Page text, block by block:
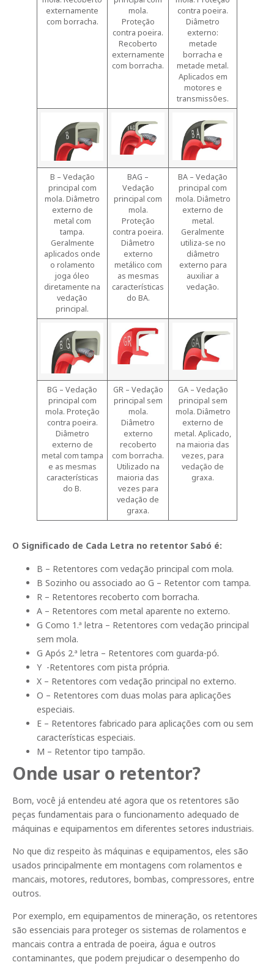
externamente
com borracha.
mola.
Proteção
contra poeira.
Recoberto
externamente
com borracha.
contra poeira.
Diâmetro
externo:
metade
borracha e
metade metal.
Aplicados em
motores e
transmissões.
B – Vedação
principal com
mola. Diâmetro
externo de
metal com
tampa.
Geralmente
aplicados onde
o rolamento
joga óleo
diretamente na
vedação
principal.
BAG –
Vedação
principal com
mola.
Proteção
contra poeira.
Diâmetro
externo
metálico com
as mesmas
características
do BA.
BA – Vedação
principal com
mola. Diâmetro
externo de
metal.
Geralmente
utiliza-se no
diâmetro
externo para
auxiliar a
vedação.
BG – Vedação
principal com
mola. Proteção
contra poeira.
Diâmetro
externo de
metal com tampa
e as mesmas
características
do B.
GR – Vedação
principal sem
mola.
Diâmetro
externo
recoberto
com borracha.
Utilizado na
maioria das
vezes para
vedação de
graxa.
GA – Vedação
principal sem
mola. Diâmetro
externo de
metal. Aplicado,
na maioria das
vezes, para
vedação de
graxa.
O Significado de Cada Letra no retentor Sabó é:
B – Retentores com vedação principal com mola.
B Sozinho ou associado ao G – Retentor com tampa.
R – Retentores recoberto com borracha.
A – Retentores com metal aparente no externo.
G Como 1.ª letra – Retentores com vedação principal
sem mola.
G Após 2.ª letra – Retentores com guarda-pó.
Y -Retentores com pista própria.
X – Retentores com vedação principal no externo.
O – Retentores com duas molas para aplicações
especiais.
E – Retentores fabricado para aplicações com ou sem
características especiais.
M – Retentor tipo tampão.
Onde usar o retentor?
Bom, você já entendeu até agora que os retentores são
peças fundamentais para o funcionamento adequado de
máquinas e equipamentos em diferentes setores industriais.
No que diz respeito às máquinas e equipamentos, eles são
usados principalmente em montagens com rolamentos e
mancais, motores, redutores, bombas, compressores, entre
outros.
Por exemplo, em equipamentos de mineração, os retentores
são essenciais para proteger os sistemas de rolamentos e
mancais contra a entrada de poeira, água e outros
contaminantes, que podem prejudicar o desempenho do